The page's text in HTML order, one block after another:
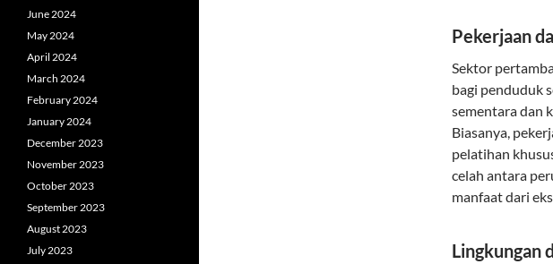
Pekerjaan
Sektor
bagi penduduk
sementara dan
Biasanya,
pelatihan
celah antara
manfaat dari
Lingkungan
June 2024
May 2024
April 2024
March 2024
February 2024
January 2024
December 2023
November 2023
October 2023
September 2023
August 2023
July 2023